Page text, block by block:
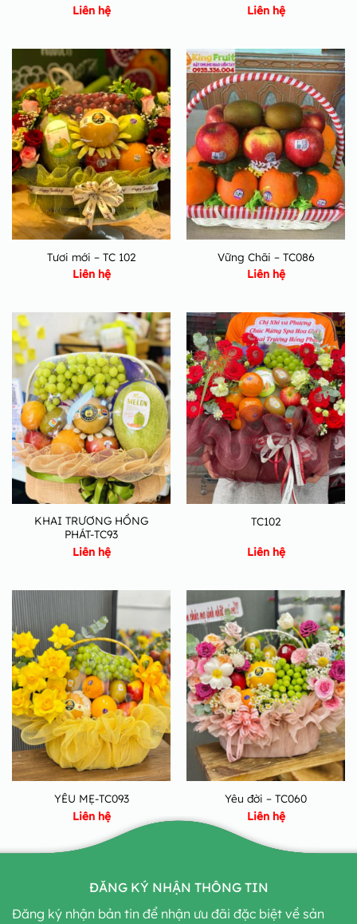
Liên hệ
Liên hệ
Tươi mới – TC 102
Liên hệ
Vững Chãi – TC086
Liên hệ
KHAI TRƯƠNG HỒNG
PHÁT-TC93
Liên hệ
TC102
Liên hệ
YÊU MẸ-TC093
Liên hệ
Yêu đời – TC060
Liên hệ
ĐĂNG KÝ NHẬN THÔNG TIN
Đăng ký nhận bản tin để nhận ưu đãi đặc biệt về sản